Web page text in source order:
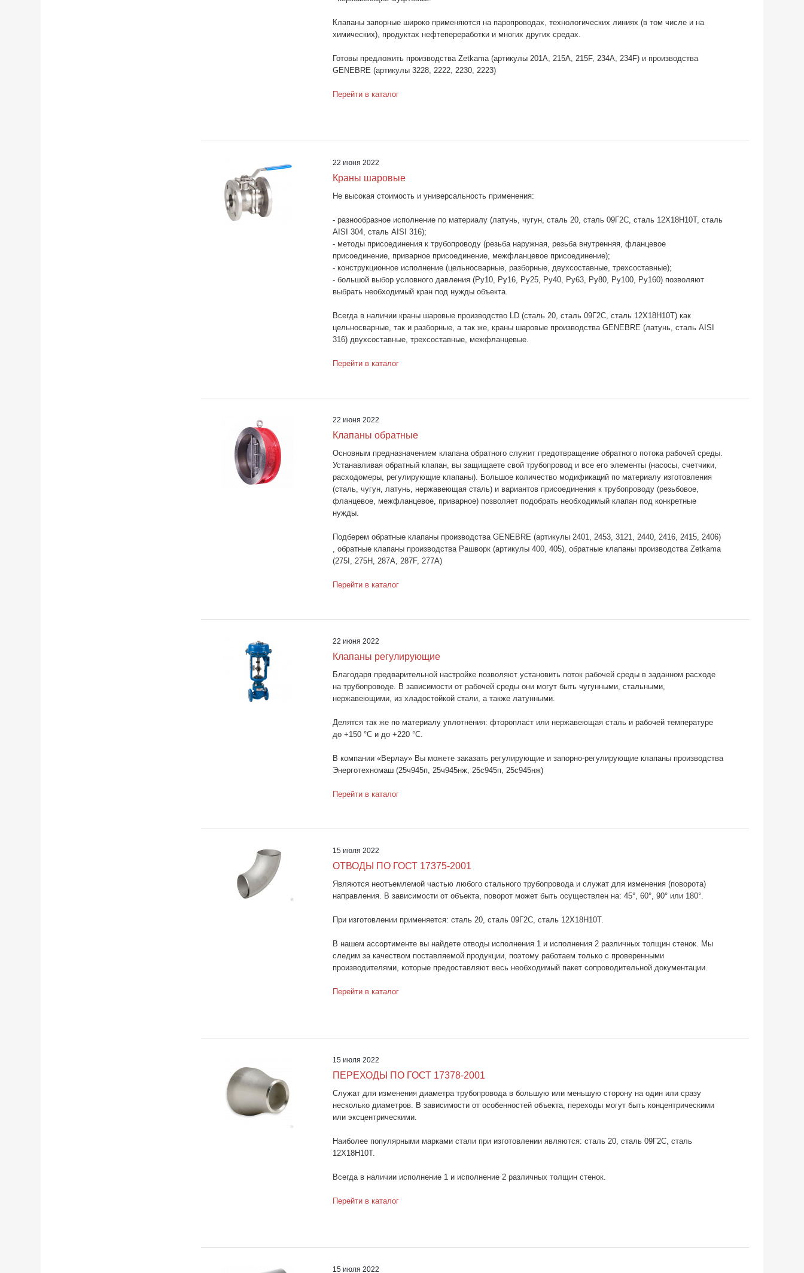
Клапаны запорные широко применяются на паропроводах, технологических линиях (в том числе и на
химических), продуктах нефтепереработки и многих других средах.
Готовы предложить производства Zetkama (артикулы 201А, 215А, 215F, 234А, 234F) и производства
GENEBRE (артикулы 3228, 2222, 2230, 2223)
Перейти в каталог
22 июня 2022
Краны шаровые
Не высокая стоимость и универсальность применения:
- разнообразное исполнение по материалу (латунь, чугун, сталь 20, сталь 09Г2С, сталь 12Х18Н10Т, сталь
AISI 304, сталь AISI 316);
- методы присоединения к трубопроводу (резьба наружная, резьба внутренняя, фланцевое
присоединение, приварное присоединение, межфланцевое присоединение);
- конструкционное исполнение (цельносварные, разборные, двухсоставные, трехсоставные);
- большой выбор условного давления (Ру10, Ру16, Ру25, Ру40, Ру63, Ру80, Ру100, Ру160) позволяют
выбрать необходимый кран под нужды объекта.
Всегда в наличии краны шаровые производство LD (сталь 20, сталь 09Г2С, сталь 12Х18Н10Т) как
цельносварные, так и разборные, а так же, краны шаровые производства GENEBRE (латунь, сталь AISI
316) двухсоставные, трехсоставные, межфланцевые.
Перейти в каталог
22 июня 2022
Клапаны обратные
Основным предназначением клапана обратного служит предотвращение обратного потока рабочей среды.
Устанавливая обратный клапан, вы защищаете свой трубопровод и все его элементы (насосы, счетчики,
расходомеры, регулирующие клапаны). Большое количество модификаций по материалу изготовления
(сталь, чугун, латунь, нержавеющая сталь) и вариантов присоединения к трубопроводу (резьбовое,
фланцевое, межфланцевое, приварное) позволяет подобрать необходимый клапан под конкретные
нужды.
Подберем обратные клапаны производства GENEBRE (артикулы 2401, 2453, 3121, 2440, 2416, 2415, 2406)
, обратные клапаны производства Рашворк (артикулы 400, 405), обратные клапаны производства Zetkama
(275I, 275H, 287А, 287F, 277А)
Перейти в каталог
22 июня 2022
Клапаны регулирующие
Благодаря предварительной настройке позволяют установить поток рабочей среды в заданном расходе
на трубопроводе. В зависимости от рабочей среды они могут быть чугунными, стальными,
нержавеющими, из хладостойкой стали, а также латунными.
Делятся так же по материалу уплотнения: фторопласт или нержавеющая сталь и рабочей температуре
до +150 °С и до +220 °С.
В компании «Верлау» Вы можете заказать регулирующие и запорно-регулирующие клапаны производства
Энерготехномаш (25ч945п, 25ч945нж, 25с945п, 25с945нж)
Перейти в каталог
15 июля 2022
ОТВОДЫ ПО ГОСТ 17375-2001
Являются неотъемлемой частью любого стального трубопровода и служат для изменения (поворота)
направления. В зависимости от объекта, поворот может быть осуществлен на: 45°, 60°, 90° или 180°.
При изготовлении применяется: сталь 20, сталь 09Г2С, сталь 12Х18Н10Т.
В нашем ассортименте вы найдете отводы исполнения 1 и исполнения 2 различных толщин стенок. Мы
следим за качеством поставляемой продукции, поэтому работаем только с проверенными
производителями, которые предоставляют весь необходимый пакет сопроводительной документации.
Перейти в каталог
15 июля 2022
ПЕРЕХОДЫ ПО ГОСТ 17378-2001
Служат для изменения диаметра трубопровода в большую или меньшую сторону на один или сразу
несколько диаметров. В зависимости от особенностей объекта, переходы могут быть концентрическими
или эксцентрическими.
Наиболее популярными марками стали при изготовлении являются: сталь 20, сталь 09Г2С, сталь
12Х18Н10Т.
Всегда в наличии исполнение 1 и исполнение 2 различных толщин стенок.
Перейти в каталог
15 июля 2022